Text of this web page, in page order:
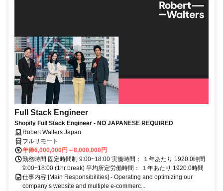
Full Stack Engineer
Shopify Full Stack Engineer - NO JAPANESE REQUIRED
Robert Walters Japan
フルリモート
年俸6,000,000円～8,000,000円
勤務時間 固定時間制 9:00~18:00 実働時間： １年あたり 1920.0時間
9:00~18:00 (1hr break) 平均所定労働時間： １年あたり 1920.0時間
仕事内容 [Main Responsibilities] - Operating and optimizing our
company’s website and multiple e-commerc...